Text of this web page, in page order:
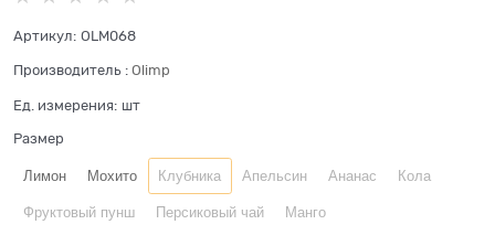
Артикул: OLM068
Производитель : Olimp
Ед. измерения: шт
Размер
Лимон Мохито Клубника Апельсин Ананас Кола
Фруктовый пунш Персиковый чай Манго